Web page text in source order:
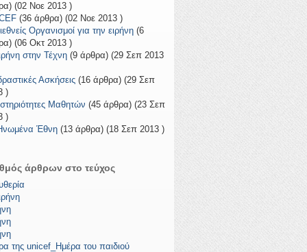
(02 Νοε 2013 )
(36 άρθρα) (02 Νοε 2013 )
Οργανισμοί για την ειρήνη (6
(06 Οκτ 2013 )
στην Τέχνη (9 άρθρα) (29 Σεπ 2013
Ασκήσεις (16 άρθρα) (29 Σεπ
)
Μαθητών (45 άρθρα) (23 Σεπ
)
Έθνη (13 άρθρα) (18 Σεπ 2013 )
άρθρων στο τεύχος
της unicef_Ημέρα του παιδιού